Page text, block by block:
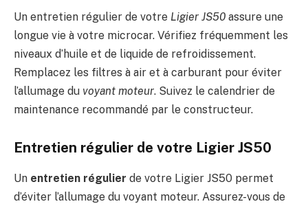
Un entretien régulier de votre Ligier JS50 assure une
longue vie à votre microcar. Vérifiez fréquemment les
niveaux d’huile et de liquide de refroidissement.
Remplacez les filtres à air et à carburant pour éviter
l’allumage du voyant moteur. Suivez le calendrier de
maintenance recommandé par le constructeur.
Entretien régulier de votre Ligier JS50
Un entretien régulier de votre Ligier JS50 permet
d’éviter l’allumage du voyant moteur. Assurez-vous de